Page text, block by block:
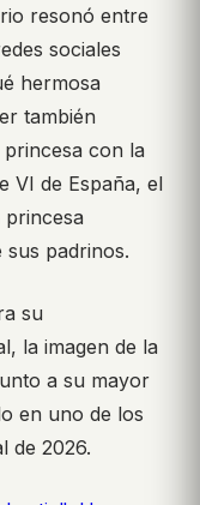
resonó entre
sociales
hermosa
también
con la
VI de España, el
princesa
sus padrinos.
su
la imagen de la
a su mayor
en uno de los
de 2026.